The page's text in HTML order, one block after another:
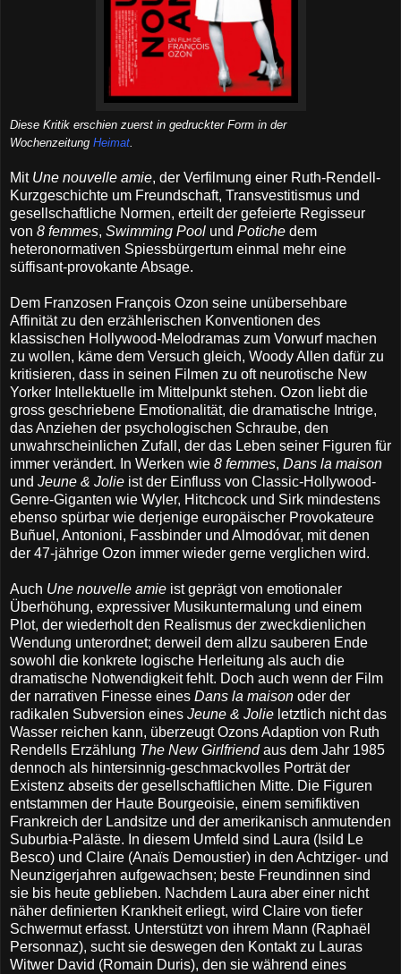
Diese Kritik erschien zuerst in gedruckter Form in der
Wochenzeitung Heimat.
Mit Une nouvelle amie, der Verfilmung einer Ruth-Rendell-
Kurzgeschichte um Freundschaft, Transvestitismus und
gesellschaftliche Normen, erteilt der gefeierte Regisseur
von 8 femmes, Swimming Pool und Potiche dem
heteronormativen Spiessbürgertum einmal mehr eine
süffisant-provokante Absage.
Dem Franzosen François Ozon seine unübersehbare
Affinität zu den erzählerischen Konventionen des
klassischen Hollywood-Melodramas zum Vorwurf machen
zu wollen, käme dem Versuch gleich, Woody Allen dafür zu
kritisieren, dass in seinen Filmen zu oft neurotische New
Yorker Intellektuelle im Mittelpunkt stehen. Ozon liebt die
gross geschriebene Emotionalität, die dramatische Intrige,
das Anziehen der psychologischen Schraube, den
unwahrscheinlichen Zufall, der das Leben seiner Figuren für
immer verändert. In Werken wie 8 femmes, Dans la maison
und Jeune & Jolie ist der Einfluss von Classic-Hollywood-
Genre-Giganten wie Wyler, Hitchcock und Sirk mindestens
ebenso spürbar wie derjenige europäischer Provokateure
Buñuel, Antonioni, Fassbinder und Almodóvar, mit denen
der 47-jährige Ozon immer wieder gerne verglichen wird.
Auch Une nouvelle amie ist geprägt von emotionaler
Überhöhung, expressiver Musikuntermalung und einem
Plot, der wiederholt den Realismus der zweckdienlichen
Wendung unterordnet; derweil dem allzu sauberen Ende
sowohl die konkrete logische Herleitung als auch die
dramatische Notwendigkeit fehlt. Doch auch wenn der Film
der narrativen Finesse eines Dans la maison oder der
radikalen Subversion eines Jeune & Jolie letztlich nicht das
Wasser reichen kann, überzeugt Ozons Adaption von Ruth
Rendells Erzählung The New Girlfriend aus dem Jahr 1985
dennoch als hintersinnig-geschmackvolles Porträt der
Existenz abseits der gesellschaftlichen Mitte. Die Figuren
entstammen der Haute Bourgeoisie, einem semifiktiven
Frankreich der Landsitze und der amerikanisch anmutenden
Suburbia-Paläste. In diesem Umfeld sind Laura (Isild Le
Besco) und Claire (Anaïs Demoustier) in den Achtziger- und
Neunzigerjahren aufgewachsen; beste Freundinnen sind
sie bis heute geblieben. Nachdem Laura aber einer nicht
näher definierten Krankheit erliegt, wird Claire von tiefer
Schwermut erfasst. Unterstützt von ihrem Mann (Raphaël
Personnaz), sucht sie deswegen den Kontakt zu Lauras
Witwer David (Romain Duris), den sie während eines